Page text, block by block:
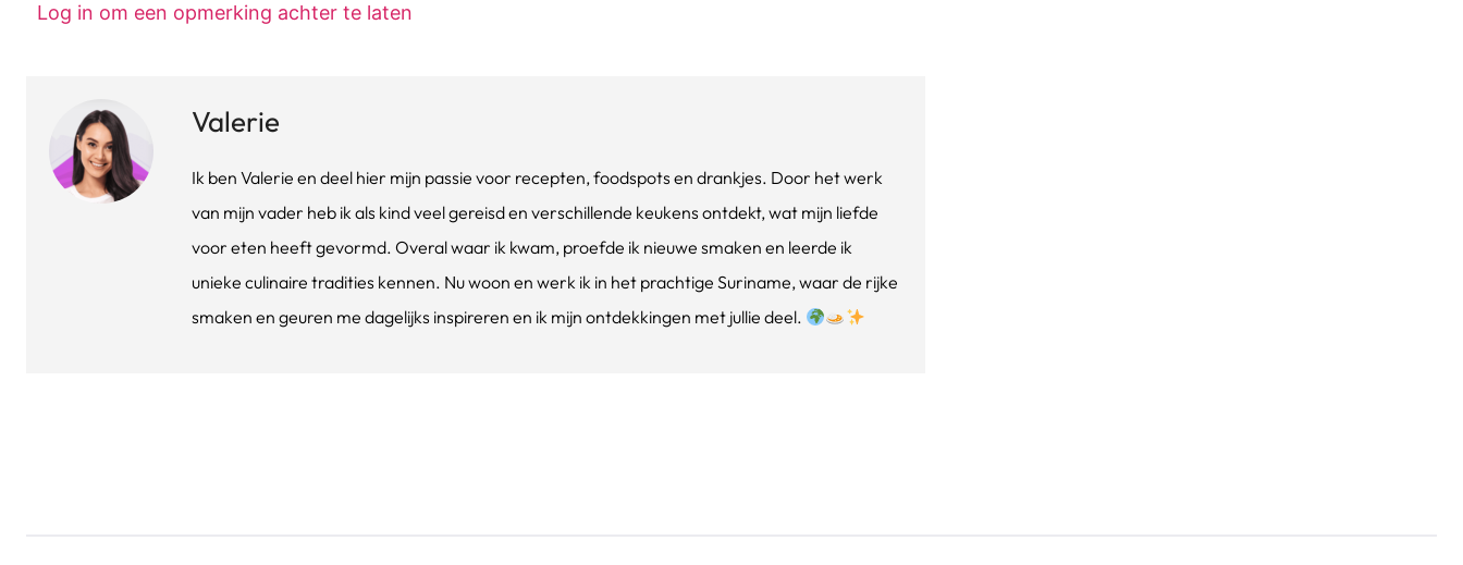
Log in om een opmerking achter te laten
Valerie
Ik ben Valerie en deel hier mijn passie voor recepten, foodspots en drankjes. Door het werk
van mijn vader heb ik als kind veel gereisd en verschillende keukens ontdekt, wat mijn liefde
voor eten heeft gevormd. Overal waar ik kwam, proefde ik nieuwe smaken en leerde ik
unieke culinaire tradities kennen. Nu woon en werk ik in het prachtige Suriname, waar de rijke
smaken en geuren me dagelijks inspireren en ik mijn ontdekkingen met jullie deel.